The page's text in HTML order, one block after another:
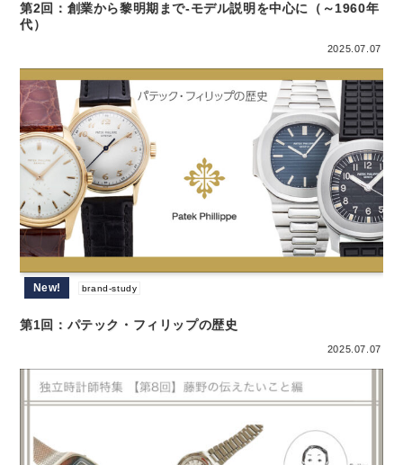
第2回：創業から黎明期まで-モデル説明を中心に（～1960年
代）
2025.07.07
New! brand-study
第1回：パテック・フィリップの歴史
2025.07.07